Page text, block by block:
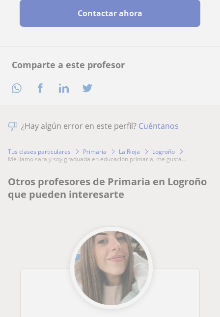
Comparte a este profesor
Contactar ahora
¿Hay algún error en este perfil? Cuéntanos
Tus clases particulares Primaria La Rioja
Logroño
me llamo sara y soy graduada en educación primaria, me gusta...
Otros profesores de Primaria en Logroño
que pueden interesarte